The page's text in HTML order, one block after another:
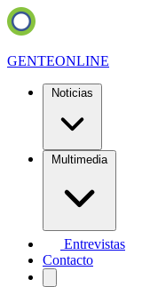
GENTEONLINE
Noticias
Multimedia
Entrevistas
Contacto